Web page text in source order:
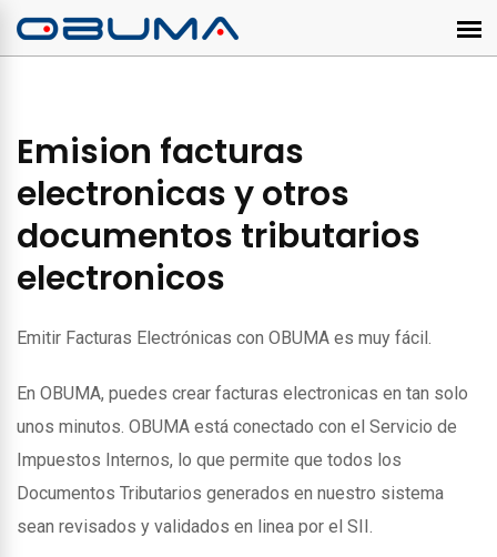
Emision facturas
electronicas y otros
documentos tributarios
electronicos
Emitir Facturas Electrónicas con OBUMA es muy fácil.
En OBUMA, puedes crear facturas electronicas en tan solo
unos minutos. OBUMA está conectado con el Servicio de
Impuestos Internos, lo que permite que todos los
Documentos Tributarios generados en nuestro sistema
sean revisados y validados en linea por el SII.